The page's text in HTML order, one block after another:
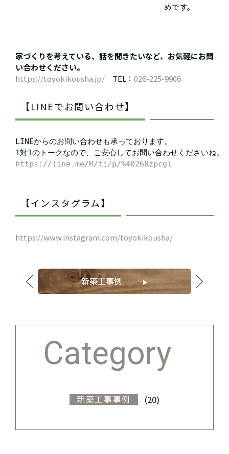
めです。
家づくりを考えている、話を聞きたいなど、お気軽にお問
い合わせください。
https://toyokikousha.jp/TEL： 026-225-9906
【LINEでお問い合わせ】
LINEからのお問い合わせも承っております。
https://line.me/R/ti/p/%40268zpcgl
【インスタグラム】
https://www.instagram.com/toyokikousha/
新築工事例
Category
新築工事事例 (20)